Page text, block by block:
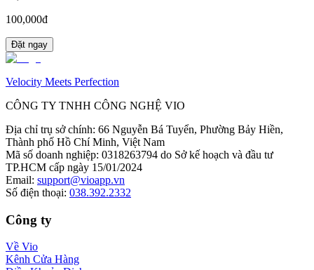
100,000đ
Đặt ngay
Velocity Meets Perfection
CÔNG TY TNHH CÔNG NGHỆ VIO
Địa chỉ trụ sở chính: 66 Nguyễn Bá Tuyển, Phường Bảy Hiền,
Thành phố Hồ Chí Minh, Việt Nam
Mã số doanh nghiệp: 0318263794 do Sở kế hoạch và đầu tư
TP.HCM cấp ngày 15/01/2024
Email: support@vioapp.vn
Số điện thoại: 038.392.2332
Công ty
Về Vio
Kênh Cửa Hàng